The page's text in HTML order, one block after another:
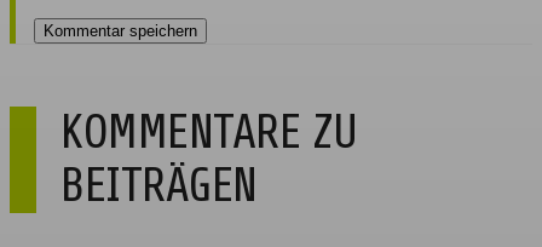
KOMMENTARE ZU
BEITRÄGEN